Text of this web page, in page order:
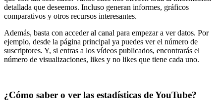
detallada que deseemos. Incluso generan informes, gráficos
comparativos y otros recursos interesantes.
Además, basta con acceder al canal para empezar a ver datos. Por
ejemplo, desde la página principal ya puedes ver el número de
suscriptores. Y, si entras a los vídeos publicados, encontrarás el
número de visualizaciones, likes y no likes que tiene cada uno.
¿Cómo saber o ver las estadísticas de YouTube?